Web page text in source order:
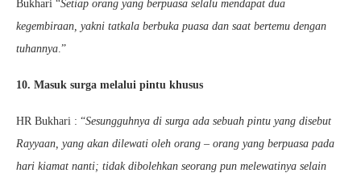
Bukhari “Setiap orang yang berpuasa selalu mendapat dua
kegembiraan, yakni tatkala berbuka puasa dan saat bertemu dengan
tuhannya.”
10. Masuk surga melalui pintu khusus
HR Bukhari : “Sesungguhnya di surga ada sebuah pintu yang disebut
Rayyaan, yang akan dilewati oleh orang – orang yang berpuasa pada
hari kiamat nanti; tidak dibolehkan seorang pun melewatinya selain